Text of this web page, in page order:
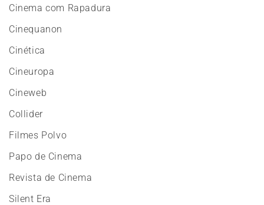
Cinema com Rapadura
Cinequanon
Cinética
Cineuropa
Cineweb
Collider
Filmes Polvo
Papo de Cinema
Revista de Cinema
Silent Era